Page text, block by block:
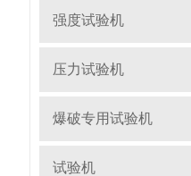
强度试验机
压力试验机
爆破专用试验机
试验机